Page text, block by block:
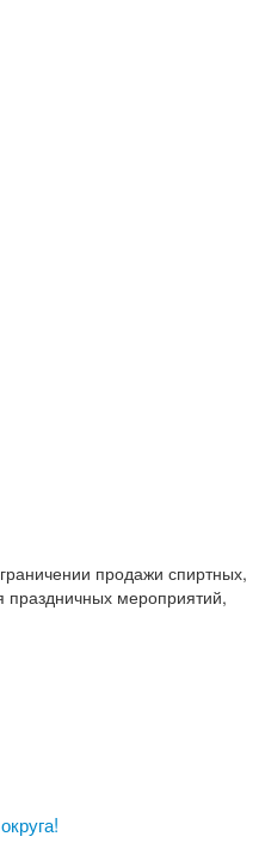
продажи спиртных,
праздничных мероприятий,